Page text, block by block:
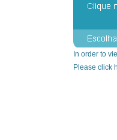
In order to
Please click